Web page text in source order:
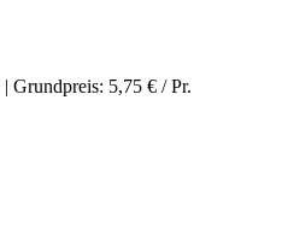
| Grundpreis: 5,75 € / Pr.